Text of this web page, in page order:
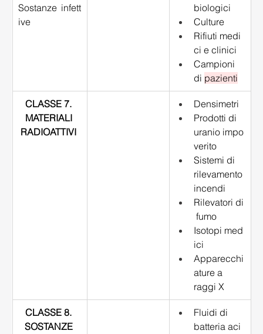
Sostanze infett
ive
biologici
Culture
Rifiuti medi
ci e clinici
Campioni
di pazienti
CLASSE 7.
MATERIALI
RADIOATTIVI
Densimetri
Prodotti di
uranio impo
verito
Sistemi di
rilevamento
incendi
Rilevatori di
fumo
Isotopi med
ici
Apparecchi
ature a
raggi X
CLASSE 8.
SOSTANZE
Fluidi di
batteria aci